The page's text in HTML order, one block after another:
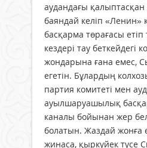
аудандағы
баяндай келіп «Ленин»
басқарма төрағасы
кездері тау беткейдегі
жондарына ғана емес,
егетін. Бұлардың
партия комитеті мен
ауылшаруашылық
каналы бойынан жер
болатын. Жаздай жонға
жинаса, қыркүйек түсе